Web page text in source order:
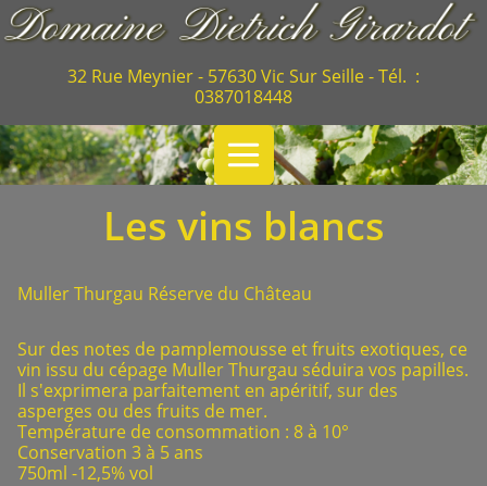
32 Rue Meynier - 57630 Vic Sur Seille - Tél. :
0387018448
Les vins blancs
Muller Thurgau Réserve du Château
Sur des notes de pamplemousse et fruits exotiques, ce
vin issu du cépage Muller Thurgau séduira vos papilles.
Il s'exprimera parfaitement en apéritif, sur des
asperges ou des fruits de mer.
Température de consommation : 8 à 10°
Conservation 3 à 5 ans
750ml -12,5% vol